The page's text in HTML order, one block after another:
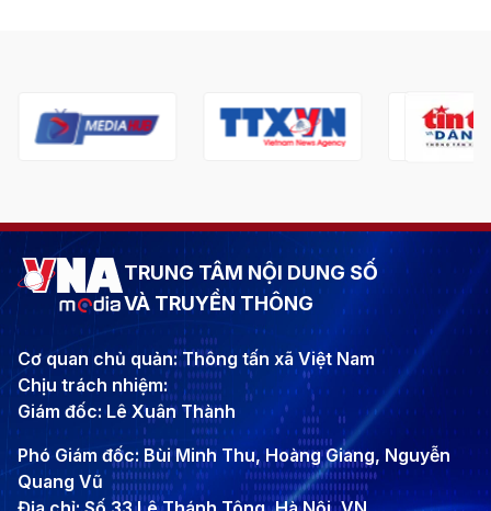
TRUNG TÂM NỘI DUNG SỐ
VÀ TRUYỀN THÔNG
Cơ quan chủ quản: Thông tấn xã Việt Nam
Chịu trách nhiệm:
Giám đốc: Lê Xuân Thành
Phó Giám đốc: Bùi Minh Thu, Hoàng Giang, Nguyễn
Quang Vũ